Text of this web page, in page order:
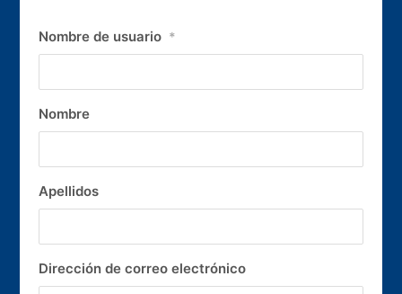
Nombre de usuario *
Nombre
Apellidos
Dirección de correo electrónico